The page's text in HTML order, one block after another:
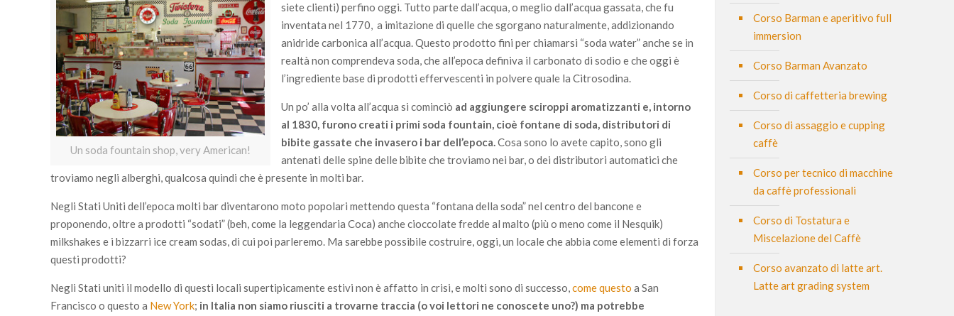
Un soda fountain shop, very American!
siete clienti) perfino oggi. Tutto parte dall’acqua, o meglio dall’acqua gassata, che fu
inventata nel 1770, a imitazione di quelle che sgorgano naturalmente, addizionando
anidride carbonica all’acqua. Questo prodotto fini per chiamarsi “soda water” anche se in
realtà non comprendeva soda, che all’epoca definiva il carbonato di sodio e che oggi è
l’ingrediente base di prodotti effervescenti in polvere quale la Citrosodina.
Un po’ alla volta all’acqua si cominciò ad aggiungere sciroppi aromatizzanti e, intorno
al 1830, furono creati i primi soda fountain, cioè fontane di soda, distributori di
bibite gassate che invasero i bar dell’epoca.Cosa sono lo avete capito, sono gli
antenati delle spine delle bibite che troviamo nei bar, o dei distributori automatici che
troviamo negli alberghi, qualcosa quindi che è presente in molti bar.
Negli Stati Uniti dell’epoca molti bar diventarono moto popolari mettendo questa “fontana della soda” nel centro del bancone e
proponendo, oltre a prodotti “sodati” (beh, come la leggendaria Coca) anche cioccolate fredde al malto (più o meno come il Nesquik)
milkshakes e i bizzarri ice cream sodas, di cui poi parleremo. Ma sarebbe possibile costruire, oggi, un locale che abbia come elementi di forza
questi prodotti?
Negli Stati uniti il modello di questi locali supertipicamente estivi non è affatto in crisi, e molti sono di successo,come questo a San
Francisco o questo a New York; in Italia non siamo riusciti a trovarne traccia (o voi lettori ne conoscete uno?) ma potrebbe
Corso Barman e aperitivo full
immersion
Corso Barman Avanzato
Corso di caffetteria brewing
Corso di assaggio e cupping
caffè
Corso per tecnico di macchine
da caffè professionali
Corso di Tostatura e
Miscelazione del Caffè
Corso avanzato di latte art.
Latte art grading system